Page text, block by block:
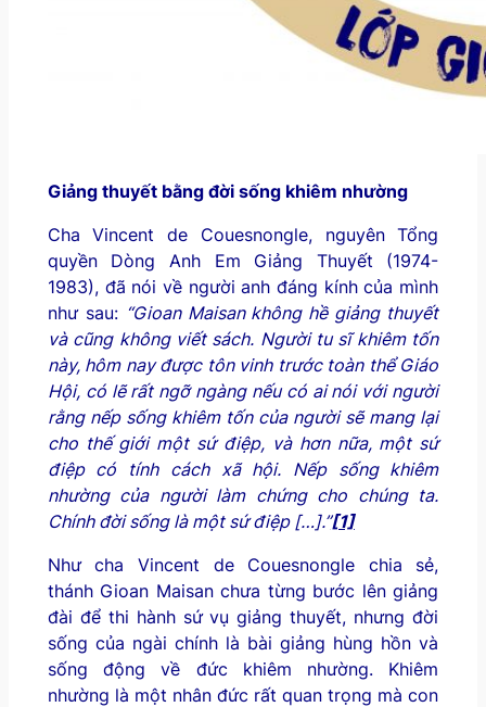
Giảng thuyết bằng đời sống khiêm nhường
Cha Vincent de Couesnongle, nguyên Tổng
quyền Dòng Anh Em Giảng Thuyết (1974-
1983), đã nói về người anh đáng kính của mình
như sau: “Gioan Maisan không hề giảng thuyết
và cũng không viết sách. Người tu sĩ khiêm tốn
này, hôm nay được tôn vinh trước toàn thể Giáo
Hội, có lẽ rất ngỡ ngàng nếu có ai nói với người
rằng nếp sống khiêm tốn của người sẽ mang lại
cho thế giới một sứ điệp, và hơn nữa, một sứ
điệp có tính cách xã hội. Nếp sống khiêm
nhường của người làm chứng cho chúng ta.
Chính đời sống là một sứ điệp […].”[1]
Như cha Vincent de Couesnongle chia sẻ,
thánh Gioan Maisan chưa từng bước lên giảng
đài để thi hành sứ vụ giảng thuyết, nhưng đời
sống của ngài chính là bài giảng hùng hồn và
sống động về đức khiêm nhường. Khiêm
nhường là một nhân đức rất quan trọng mà con